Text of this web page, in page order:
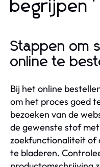
begrijpen
Stappen om
online te
Bij het online
om het proces goed
bezoeken van de
de gewenste stof
zoekfunctionaliteit of
te bladeren.